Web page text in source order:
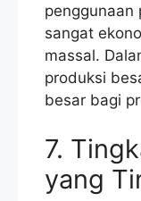
penggunaan
sangat
massal.
produksi
besar bagi
7.
yang